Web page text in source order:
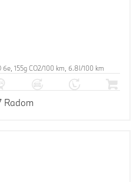
155g CO2/100 km, 6.8l/100 km
Radom